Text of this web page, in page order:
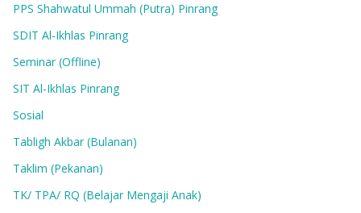
PPS Shahwatul Ummah (Putra) Pinrang
SDIT Al-Ikhlas Pinrang
Seminar (Offline)
SIT Al-Ikhlas Pinrang
Sosial
Tabligh Akbar (Bulanan)
Taklim (Pekanan)
TK/ TPA/ RQ (Belajar Mengaji Anak)